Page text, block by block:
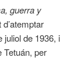
guerra y
juliol de 1936, i
Tetuán, per